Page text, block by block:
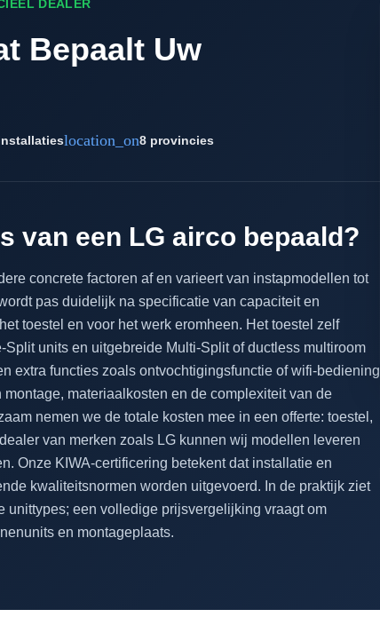
DEALER
Bepaalt Uw
location_on8 provincies
van een LG airco bepaald?
concrete factoren af en varieert van instapmodellen tot
pas duidelijk na specificatie van capaciteit en
toestel en voor het werk eromheen. Het toestel zelf
units en uitgebreide Multi-Split of ductless multiroom
extra functies zoals ontvochtigingsfunctie of wifi-bediening
materiaalkosten en de complexiteit van de
nemen we de totale kosten mee in een offerte: toestel,
van merken zoals LG kunnen wij modellen leveren
Onze KIWA-certificering betekent dat installatie en
kwaliteitsnormen worden uitgevoerd. In de praktijk ziet
unittypes; een volledige prijsvergelijking vraagt om
en montageplaats.